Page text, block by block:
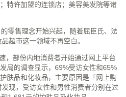
特许加盟的连锁店；美容美发院等诸
零售理念开始兴起，随着屈臣氏、法
超市这一领域不再空白。
，部份内地消费者开始通过网上平台
局的调查显示，69%受访女性和65%
肤品和化妆品，主要原因是「网上购
现，受访女性和男性消费者分别在过